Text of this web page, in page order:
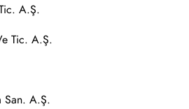
A.Ş.
Tic. A.Ş.
San. A.Ş.